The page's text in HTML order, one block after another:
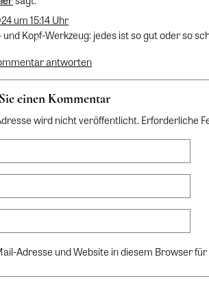
um 15:14 Uhr
und Kopf-Werkzeug: jedes ist so gut oder so
antworten
einen Kommentar
wird nicht veröffentlicht. Erforderliche
Adresse und Website in diesem Browser